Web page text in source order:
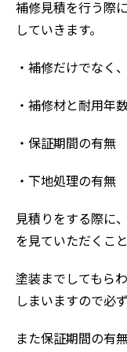
補修見積を行う際
していきます。
・補修だけでなく
・補修材と耐用年
・保証期間の有無
・下地処理の有無
見積りをする際に
を見ていただくこ
塗装までしてもら
しまいますので必
また保証期間の有